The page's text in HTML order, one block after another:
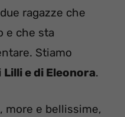
ragazze che
e che sta
Stiamo
Lilli e di Eleonora.
more e bellissime,